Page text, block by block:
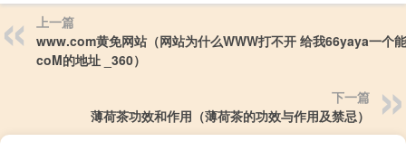
上一篇
www.com黄免网站（网站为什么WWW打不开 给我66yaya一个
coM的地址 _360）
下一篇
薄荷茶功效和作用（薄荷茶的功效与作用及禁忌）